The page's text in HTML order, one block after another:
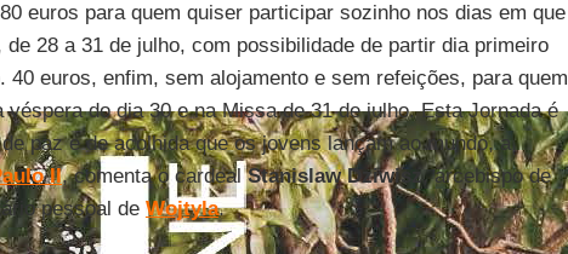
euros para quem quiser participar sozinho nos dias em que
de 28 a 31 de julho, com possibilidade de partir dia primeiro
40 euros, enfim, sem alojamento e sem refeições, para quem
do dia 30 e na Missa de 31 de julho. Esta Jornada é
paz e de acolhida que os jovens lançam ao mundo, a
II, comenta o cardealStanislaw Dziwisz, arcebispo de
pessoal de Wojtyla.